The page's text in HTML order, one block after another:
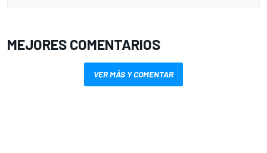
MEJORES COMENTARIOS
VER MÁS Y COMENTAR